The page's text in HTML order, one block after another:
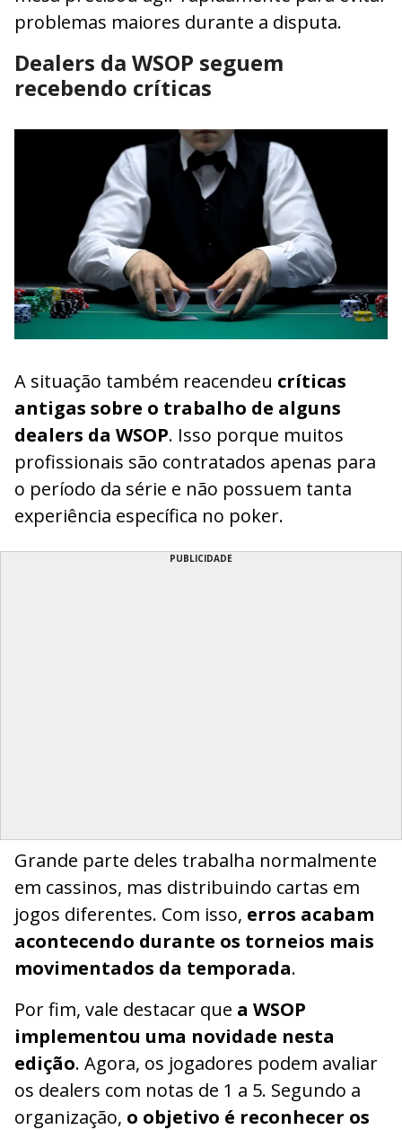
problemas maiores durante a disputa.
Dealers da WSOP seguem
recebendo críticas
A situação também reacendeu críticas
antigas sobre o trabalho de alguns
dealers da WSOP. Isso porque muitos
profissionais são contratados apenas para
o período da série e não possuem tanta
experiência específica no poker.
PUBLICIDADE
Grande parte deles trabalha normalmente
em cassinos, mas distribuindo cartas em
jogos diferentes. Com isso, erros acabam
acontecendo durante os torneios mais
movimentados da temporada.
Por fim, vale destacar que a WSOP
implementou uma novidade nesta
edição. Agora, os jogadores podem avaliar
os dealers com notas de 1 a 5. Segundo a
organização, o objetivo é reconhecer os